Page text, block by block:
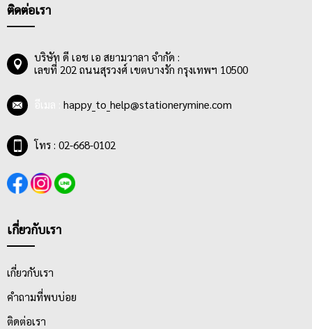
ติดต่อเรา
บริษัท ดี เอช เอ สยามวาลา จำกัด :
เลขที่ 202 ถนนสุรวงศ์ เขตบางรัก กรุงเทพฯ 10500
happy_to_help@stationerymine.com
โทร : 02-668-0102
เกี่ยวกับเรา
เกี่ยวกับเรา
คำถามที่พบบ่อย
ติดต่อเรา